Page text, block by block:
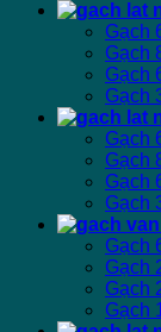
Gạch
Gạch
Gạch
Gạch
Gạch
Gạch
Gạch
Gạch
Gạch
Gạch
Gạch
Gạch